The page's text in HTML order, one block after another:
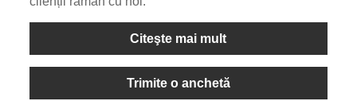
Citeşte mai mult
Trimite o anchetă